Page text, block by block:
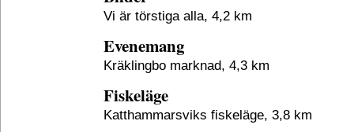
Vi är törstiga alla, 4,2 km
Evenemang
Kräklingbo marknad, 4,3 km
Fiskeläge
Katthammarsviks fiskeläge, 3,8 km